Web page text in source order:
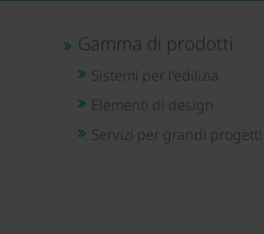
Gamma di prodotti
Sistemi per l'edilizia
Elementi di design
Servizi per grandi progetti